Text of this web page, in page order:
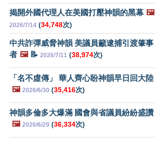
揭開外國代理人在美國打壓神韻的黑幕 🖼️
2026/7/14 (34,748次)
中共詐彈威脅神韻 美議員籲逮捕引渡肇事
者 🖼️📝 2026/7/11 (38,974次)
「名不虛傳」 華人齊心盼神韻早日回大陸
🖼️ 2026/6/30 (35,416次)
神韻多倫多大爆滿 國會與省議員紛紛盛讚
🖼️ 2026/6/29 (36,334次)